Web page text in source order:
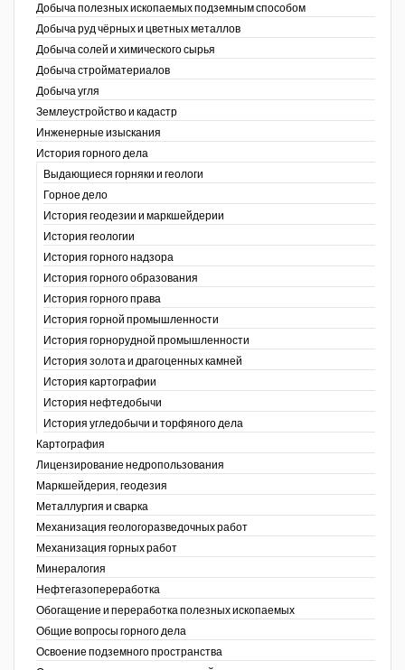
Добыча полезных ископаемых подземным способом
Добыча руд чёрных и цветных металлов
Добыча солей и химического сырья
Добыча стройматериалов
Добыча угля
Землеустройство и кадастр
Инженерные изыскания
История горного дела
Выдающиеся горняки и геологи
Горное дело
История геодезии и маркшейдерии
История геологии
История горного надзора
История горного образования
История горного права
История горной промышленности
История горнорудной промышленности
История золота и драгоценных камней
История картографии
История нефтедобычи
История угледобычи и торфяного дела
Картография
Лицензирование недропользования
Маркшейдерия, геодезия
Металлургия и сварка
Механизация геологоразведочных работ
Механизация горных работ
Минералогия
Нефтегазопереработка
Обогащение и переработка полезных ископаемых
Общие вопросы горного дела
Освоение подземного пространства
Coal People Magazine
PWC